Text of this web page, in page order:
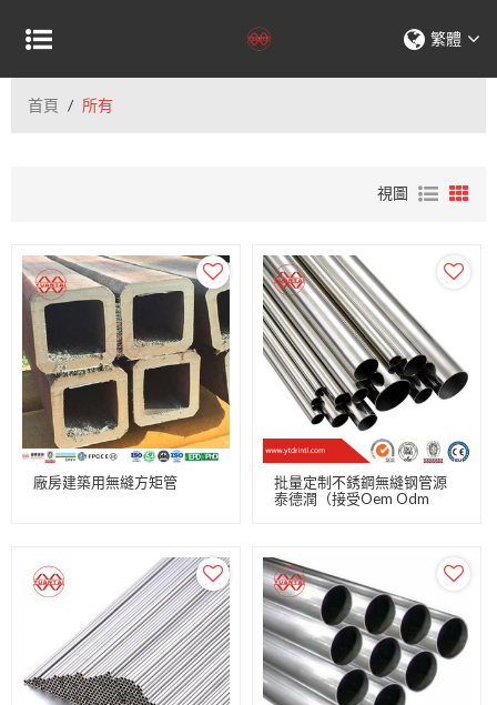
繁體
首頁 / 所有
視圖
廠房建築用無縫方矩管
批量定制不銹鋼無縫钢管源
泰德潤（接受Oem Odm